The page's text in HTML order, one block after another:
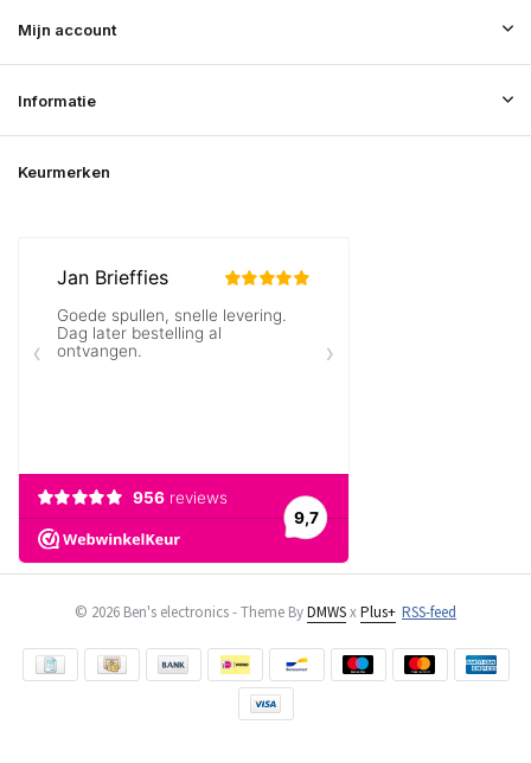
Mijn account
Informatie
Keurmerken
© 2026 Ben's electronics - Theme ByDMWSxPlus+ RSS-feed